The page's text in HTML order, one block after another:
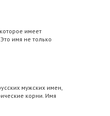
имеет
имя не только
мужских имен,
корни. Имя